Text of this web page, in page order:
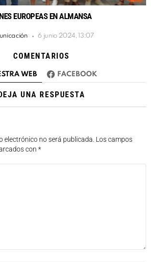
EUROPEAS EN ALMANSA
6 junio 2024, 13:07
COMENTARIOS
WEB FACEBOOK
UNA RESPUESTA
electrónico no será publicada. Los campos
con *